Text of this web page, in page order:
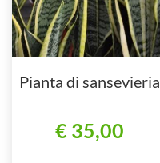
Pianta di sansevieria
€ 35,00